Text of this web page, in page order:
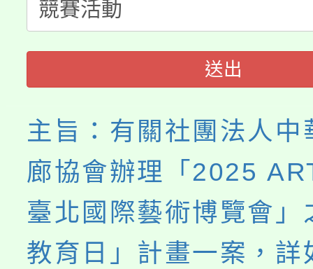
代理(課)教師甄選結果(
轉知中國文化大學推廣
《TA101》溝通分析基
程，歡迎學生輔導中心
心理、諮商輔導、社會
系所師生報名參加。
送出
主旨：有關社團法人中
廊協會辦理「2025
臺北國際藝術博覽會」
教育日」計畫一案，詳